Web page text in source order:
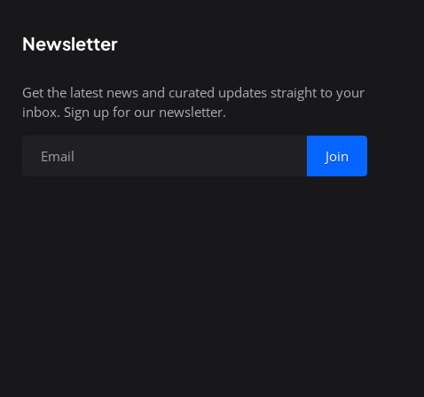
Newsletter
Get the latest news and curated updates straight to your
inbox. Sign up for our newsletter.
Join